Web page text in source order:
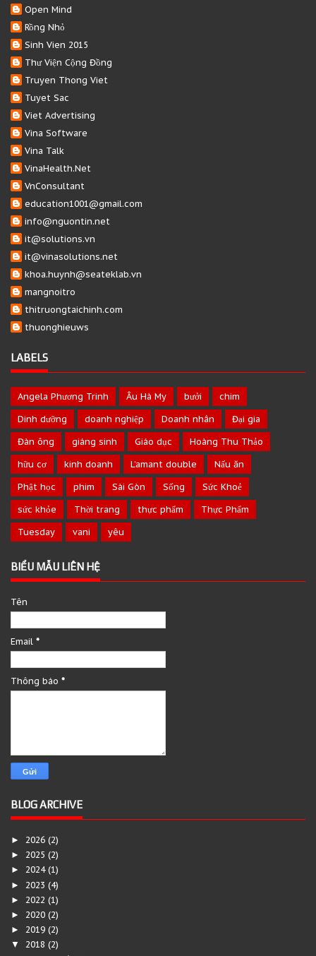
Open Mind
Rồng Nhỏ
Sinh Vien 2015
Thư Viện Cộng Đồng
Truyen Thong Viet
Tuyet Sac
Viet Advertising
Vina Software
Vina Talk
VinaHealth.Net
VnConsultant
education1001@gmail.com
info@nguontin.net
it@solutions.vn
it@vinasolutions.net
khoa.huynh@seateklab.vn
mangnoitro
thitruongtaichinh.com
thuonghieuws
LABELS
Angela Phương Trinh Âu Hà My bưởi
chim
Dinh dưỡng
doanh nghiệp Doanh nhân
Đại gia
Đàn ông
giáng sinh Giáo dục
Hoàng Thu Thảo
hữu cơ
kinh doanh L’amant double
Nấu ăn
Phật học
phim Sài Gòn Sống
Sức Khoẻ
sức khỏe
Thời trang thực phẩm
Thực Phẩm
Tuesday
vani yêu
BIỂU MẪU LIÊN HỆ
Tên
Email *
Thông báo *
BLOG ARCHIVE
► 2026 (2)
► 2025 (2)
► 2024(1)
► 2023 (4)
► 2022 (1)
► 2020 (2)
► 2019 (2)
▼ 2018 (2)